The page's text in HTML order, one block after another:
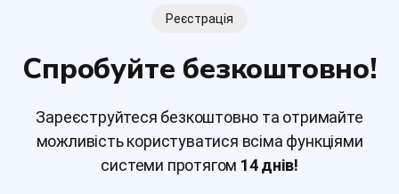
Реєстрація
Спробуйте безкоштовно!
Зареєструйтеся безкоштовно та отримайте
можливість користуватися всіма функціями
системи протягом 14 днів!